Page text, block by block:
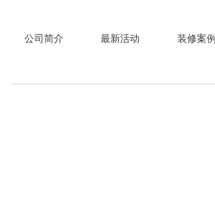
公司简介 最新活动 装修案例